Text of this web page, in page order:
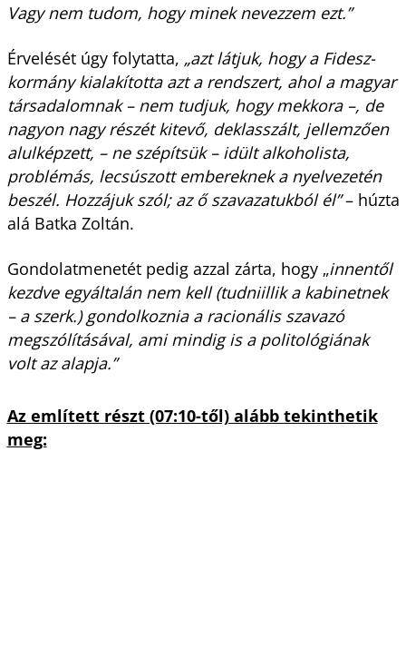
Vagy nem tudom, hogy minek nevezzem ezt.”
Érvelését úgy folytatta, „azt látjuk, hogy a Fidesz-
kormány kialakította azt a rendszert, ahol a magyar
társadalomnak – nem tudjuk, hogy mekkora –, de
nagyon nagy részét kitevő, deklasszált, jellemzően
alulképzett, – ne szépítsük – idült alkoholista,
problémás, lecsúszott embereknek a nyelvezetén
beszél. Hozzájuk szól; az ő szavazatukból él”– húzta
alá Batka Zoltán.
Gondolatmenetét pedig azzal zárta, hogy „innentől
kezdve egyáltalán nem kell (tudniillik a kabinetnek
– a szerk.) gondolkoznia a racionális szavazó
megszólításával, ami mindig is a politológiának
volt az alapja.”
Az említett részt (07:10-től) alább tekinthetik
meg: